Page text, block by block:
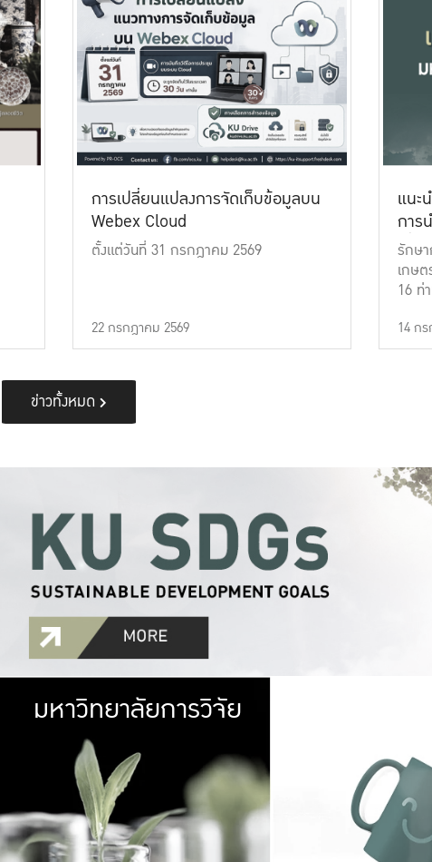
การเปลี่ยนแปลงการจัดเก็บข้อมูลบน
Webex Cloud
ตั้งแต่วันที่ 31 กรกฎาคม 2569
22 กรกฎาคม 2569
แนะ
การ
เที่ย
รักษ
เกษ
16 ท่
14 ก
ข่าวทั้งหมด
มหาวิทยาลัย
เกษตรศาสตร์ มีพื้นที่เขียวสดใส หนาแน่น
เป็นป่าในเมือง (URBAN FOREST)
เกษตรในเมือง (URBAN AGRICULTURE)
ที่นับรวมกันได้ประมาณ 1,400 ไร่
มหาวิทยาลัยการวิจัย